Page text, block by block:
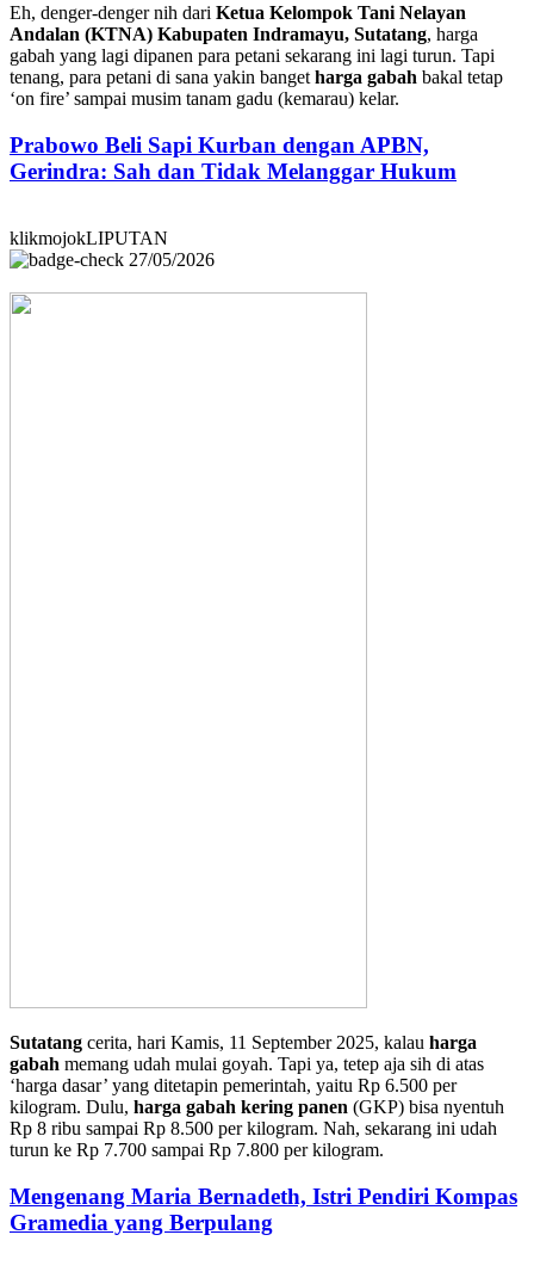
Eh, denger-denger nih dari Ketua Kelompok Tani Nelayan
Andalan (KTNA) Kabupaten Indramayu, Sutatang, harga
gabah yang lagi dipanen para petani sekarang ini lagi turun. Tapi
tenang, para petani di sana yakin banget harga gabah bakal tetap
‘on fire’ sampai musim tanam gadu (kemarau) kelar.
Prabowo Beli Sapi Kurban dengan APBN,
Gerindra: Sah dan Tidak Melanggar Hukum
klikmojokLIPUTAN
27/05/2026
Sutatang cerita, hari Kamis, 11 September 2025, kalau harga
gabah memang udah mulai goyah. Tapi ya, tetep aja sih di atas
‘harga dasar’ yang ditetapin pemerintah, yaitu Rp 6.500 per
kilogram. Dulu, harga gabah kering panen (GKP) bisa nyentuh
Rp 8 ribu sampai Rp 8.500 per kilogram. Nah, sekarang ini udah
turun ke Rp 7.700 sampai Rp 7.800 per kilogram.
Mengenang Maria Bernadeth, Istri Pendiri Kompas
Gramedia yang Berpulang